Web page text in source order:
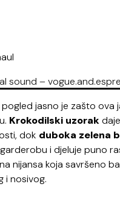
sound –
jasno je zašto ova
Krokodilski uzorak
dok duboka zelena
i djeluje puno
nijansa koja savršeno
i nosivog.